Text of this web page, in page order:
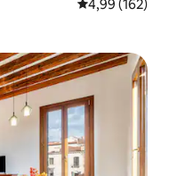
4,99 av 5 i
4,99 (162)